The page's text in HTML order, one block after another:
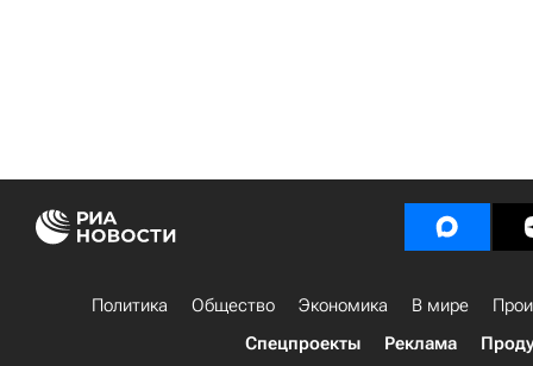
Политика Общество Экономика В мире
Спецпроекты
Реклама